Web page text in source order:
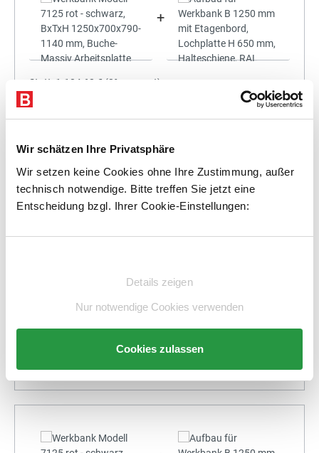
Wir schätzen Ihre Privatsphäre
Wir setzen keine Cookies ohne Ihre Zustimmung, außer
technisch notwendige. Bitte treffen Sie jetzt eine
Entscheidung bzgl. Ihrer Cookie-Einstellungen:
Details zeigen
Nur notwendige Cookies verwenden
Cookies zulassen
+
Statt: 1.184,68 € (3%
gespart)
Preis für alle:
+
1.338,96 € (3%
gespart)